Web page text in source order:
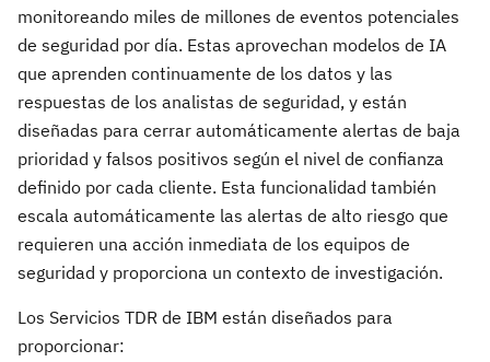
monitoreando miles de millones de eventos potenciales
de seguridad por día. Estas aprovechan modelos de IA
que aprenden continuamente de los datos y las
respuestas de los analistas de seguridad, y están
diseñadas para cerrar automáticamente alertas de baja
prioridad y falsos positivos según el nivel de confianza
definido por cada cliente. Esta funcionalidad también
escala automáticamente las alertas de alto riesgo que
requieren una acción inmediata de los equipos de
seguridad y proporciona un contexto de investigación.
Los Servicios TDR de IBM están diseñados para
proporcionar: